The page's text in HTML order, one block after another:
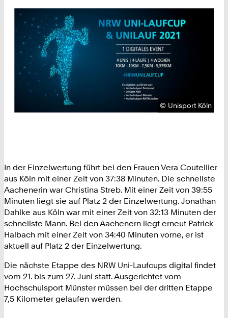
Urheberrecht:
© Unisport Köln
In der Einzelwertung führt bei den Frauen Vera Coutellier
aus Köln mit einer Zeit von 37:38 Minuten. Die schnellste
Aachenerin war Christina Streb. Mit einer Zeit von 39:55
Minuten liegt sie auf Platz 2 der Einzelwertung. Jonathan
Dahlke aus Köln war mit einer Zeit von 32:13 Minuten der
schnellste Mann. Bei den Aachenern liegt erneut Patrick
Halbach mit einer Zeit von 34:40 Minuten vorne, er ist
aktuell auf Platz 2 der Einzelwertung.
Die nächste Etappe des NRW Uni-Laufcups digital findet
vom 21. bis zum 27. Juni statt. Ausgerichtet vom
Hochschulsport Münster müssen bei der dritten Etappe
7,5 Kilometer gelaufen werden.